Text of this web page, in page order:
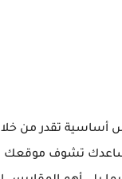
أساسية تقدر من
تشوف موقعك